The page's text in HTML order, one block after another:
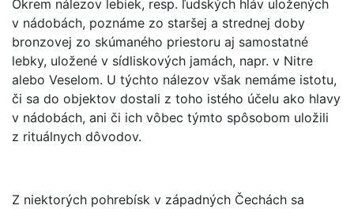
Okrem nálezov lebiek, resp. ľudských hláv uložených
v nádobách, poznáme zo staršej a strednej doby
bronzovej zo skúmaného priestoru aj samostatné
lebky, uložené v sídliskových jamách, napr. v Nitre
alebo Veselom. U týchto nálezov však nemáme istotu,
či sa do objektov dostali z toho istého účelu ako hlavy
v nádobách, ani či ich vôbec týmto spôsobom uložili
z rituálnych dôvodov.
Z niektorých pohrebísk v západných Čechách sa